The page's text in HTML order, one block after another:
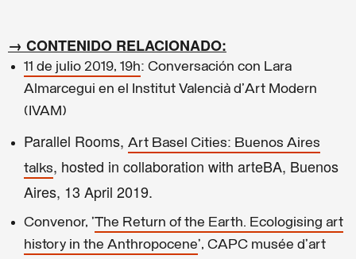
→ CONTENIDO RELACIONADO:
11 de julio 2019, 19h: Conversación con Lara
Almarcegui en el Institut Valencià d'Art Modern
(IVAM)
Parallel Rooms, Art Basel Cities: Buenos Aires
talks, hosted in collaboration with arteBA, Buenos
Aires, 13 April 2019.
Convenor, 'The Return of the Earth. Ecologising art
history in the Anthropocene’, CAPC musée d’art